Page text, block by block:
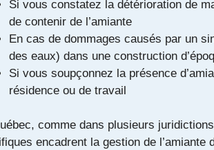
Si vous constatez la détérioration de
de contenir de l’amiante
En cas de dommages causés par un
des eaux) dans une construction
Si vous soupçonnez la présence
résidence ou de travail
comme dans plusieurs
encadrent la gestion de l’amiante